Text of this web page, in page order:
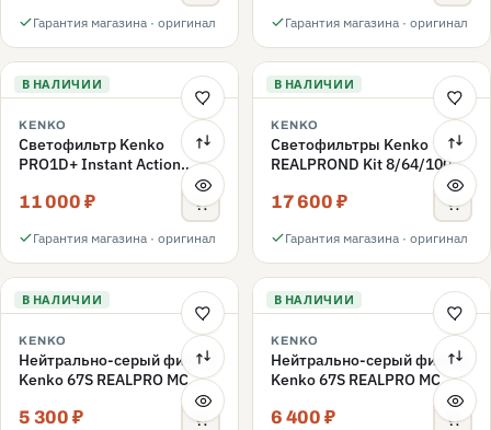
Гарантия магазина · оригинал Гарантия магазина · оригинал
В НАЛИЧИИ
KENKO
Светофильтр Kenko
PRO1D+ Instant Action
Variable NDX3-450+C-PL
переменной плотности
11 000 ₽
Гарантия магазина · оригинал
В НАЛИЧИИ
KENKO
Светофильтры Kenko
REALPROND Kit 8/64/1000
17 600 ₽
Гарантия магазина · оригинал
В НАЛИЧИИ
KENKO
Нейтрально-серый фильтр
Kenko 67S REALPRO MC
5 300 ₽
В НАЛИЧИИ
KENKO
Нейтрально-серый фильтр
Kenko 67S REALPRO MC
6 400 ₽